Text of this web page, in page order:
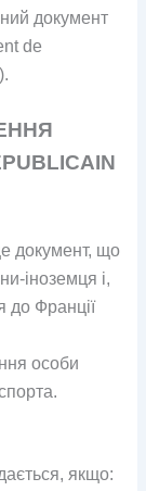
документ
de
документ, що
іноземця і,
до Франції
особи
якщо: